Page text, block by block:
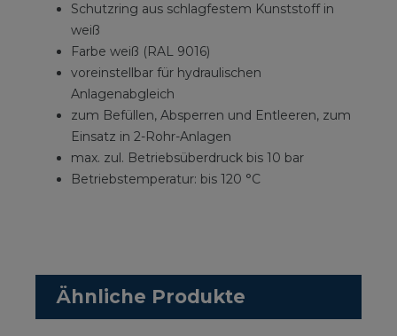
Schutzring aus schlagfestem Kunststoff in
weiß
Farbe weiß (RAL 9016)
voreinstellbar für hydraulischen
Anlagenabgleich
zum Befüllen, Absperren und Entleeren, zum
Einsatz in 2-Rohr-Anlagen
max. zul. Betriebsüberdruck bis 10 bar
Betriebstemperatur: bis 120 °C
Ähnliche Produkte